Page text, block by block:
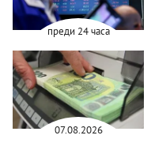
преди 24 часа
07.08.2026